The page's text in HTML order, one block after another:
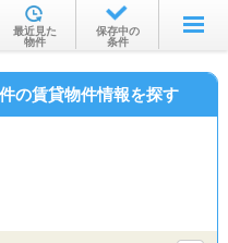
す
駅から
集から
最近見た
物件
保存中の
条件
の賃貸物件情報を探す